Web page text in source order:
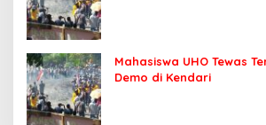
Mahasiswa UHO Tewas
Demo di Kendari